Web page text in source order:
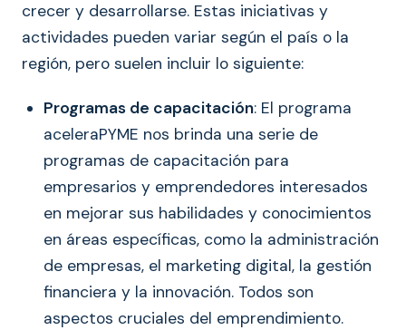
crecer y desarrollarse. Estas iniciativas y
actividades pueden variar según el país o la
región, pero suelen incluir lo siguiente:
Programas de capacitación: El programa
aceleraPYME nos brinda una serie de
programas de capacitación para
empresarios y emprendedores interesados
en mejorar sus habilidades y conocimientos
en áreas específicas, como la administración
de empresas, el marketing digital, la gestión
financiera y la innovación. Todos son
aspectos cruciales del emprendimiento.